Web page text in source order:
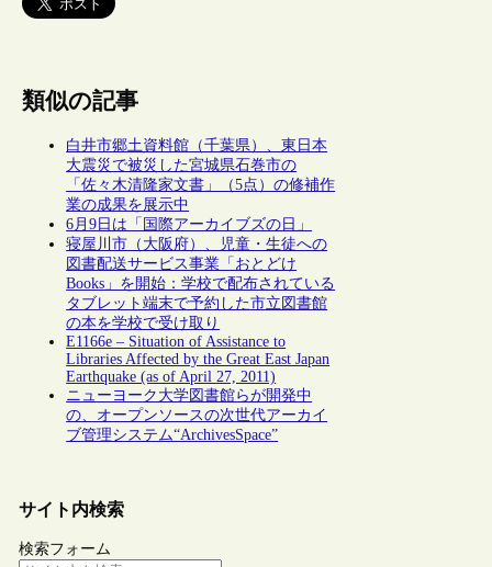
類似の記事
白井市郷土資料館（千葉県）、東日本
大震災で被災した宮城県石巻市の
「佐々木清隆家文書」（5点）の修補作
業の成果を展示中
6月9日は「国際アーカイブズの日」
寝屋川市（大阪府）、児童・生徒への
図書配送サービス事業「おとどけ
Books」を開始：学校で配布されている
タブレット端末で予約した市立図書館
の本を学校で受け取り
E1166e – Situation of Assistance to
Libraries Affected by the Great East Japan
Earthquake (as of April 27, 2011)
ニューヨーク大学図書館らが開発中
の、オープンソースの次世代アーカイ
ブ管理システム“ArchivesSpace”
サイト内検索
検索フォーム